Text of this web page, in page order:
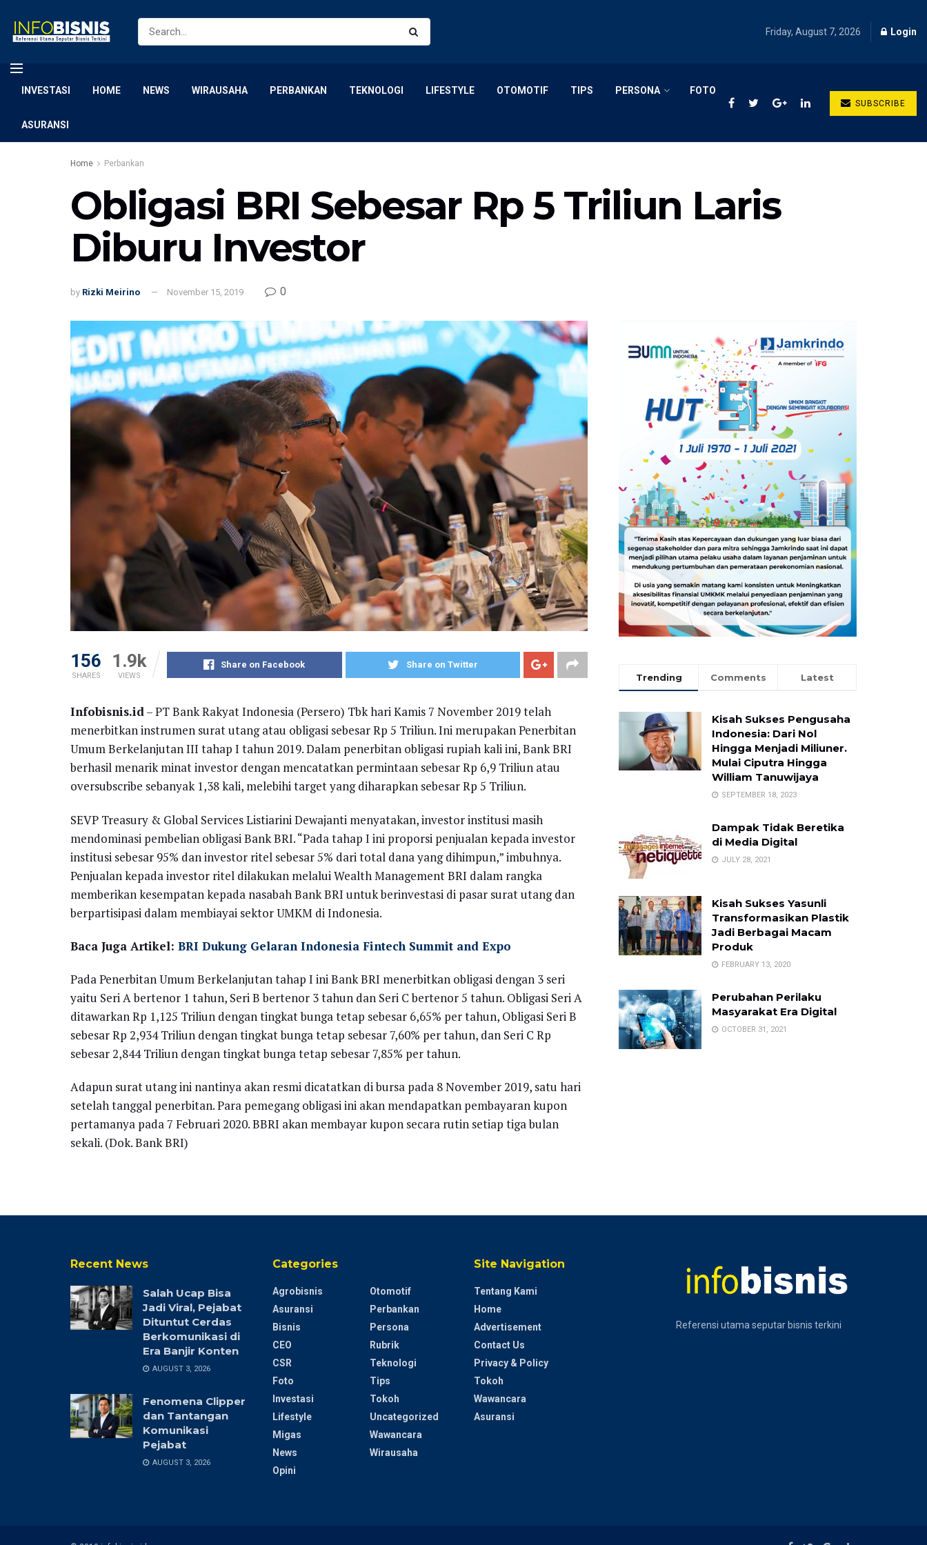
Friday, August 7, 2026 Login
INVESTASI HOME NEWS WIRAUSAHA PERBANKAN TEKNOLOGI LIFESTYLE OTOMOTIF TIPS PERSONA FOTO
ASURANSI
SUBSCRIBE
Home Perbankan
Obligasi BRI Sebesar Rp 5 Triliun Laris
Diburu Investor
by Rizki Meirino November 15, 2019 0
156
SHARES
1.9k
VIEWS
Share on Facebook Share on Twitter
Infobisnis.id– PT Bank Rakyat Indonesia (Persero) Tbk hari Kamis 7 November 2019 telah
menerbitkan instrumen surat utang atau obligasi sebesar Rp 5 Triliun. Ini merupakan Penerbitan
Umum Berkelanjutan III tahap I tahun 2019. Dalam penerbitan obligasi rupiah kali ini, Bank BRI
berhasil menarik minat investor dengan mencatatkan permintaan sebesar Rp 6,9 Triliun atau
oversubscribe sebanyak 1,38 kali, melebihi target yang diharapkan sebesar Rp 5 Triliun.
SEVP Treasury & Global Services Listiarini Dewajanti menyatakan, investor institusi masih
mendominasi pembelian obligasi Bank BRI. “Pada tahap I ini proporsi penjualan kepada investor
institusi sebesar 95% dan investor ritel sebesar 5% dari total dana yang dihimpun,” imbuhnya.
Penjualan kepada investor ritel dilakukan melalui Wealth Management BRI dalam rangka
memberikan kesempatan kepada nasabah Bank BRI untuk berinvestasi di pasar surat utang dan
berpartisipasi dalam membiayai sektor UMKM di Indonesia.
Baca Juga Artikel: BRI Dukung Gelaran Indonesia Fintech Summit and Expo
Pada Penerbitan Umum Berkelanjutan tahap I ini Bank BRI menerbitkan obligasi dengan 3 seri
yaitu Seri A bertenor 1 tahun, Seri B bertenor 3 tahun dan Seri C bertenor 5 tahun. Obligasi Seri A
ditawarkan Rp 1,125 Triliun dengan tingkat bunga tetap sebesar 6,65% per tahun, Obligasi Seri B
sebesar Rp 2,934 Triliun dengan tingkat bunga tetap sebesar 7,60% per tahun, dan Seri C Rp
sebesar 2,844 Triliun dengan tingkat bunga tetap sebesar 7,85% per tahun.
Adapun surat utang ini nantinya akan resmi dicatatkan di bursa pada 8 November 2019, satu hari
setelah tanggal penerbitan. Para pemegang obligasi ini akan mendapatkan pembayaran kupon
pertamanya pada 7 Februari 2020. BBRI akan membayar kupon secara rutin setiap tiga bulan
sekali. (Dok. Bank BRI)
Trending Comments Latest
Kisah Sukses Pengusaha
Indonesia: Dari Nol
Hingga Menjadi Miliuner.
Mulai Ciputra Hingga
William Tanuwijaya
SEPTEMBER 18, 2023
Dampak Tidak Beretika
di Media Digital
JULY 28, 2021
Kisah Sukses Yasunli
Transformasikan Plastik
Jadi Berbagai Macam
Produk
FEBRUARY 13, 2020
Perubahan Perilaku
Masyarakat Era Digital
OCTOBER 31, 2021
Recent News
Salah Ucap Bisa
Jadi Viral, Pejabat
Dituntut Cerdas
Berkomunikasi di
Era Banjir Konten
AUGUST 3, 2026
Fenomena Clipper
dan Tantangan
Komunikasi
Pejabat
AUGUST 3, 2026
Categories
Agrobisnis
Asuransi
Bisnis
CEO
CSR
Foto
Investasi
Lifestyle
Migas
News
Opini
Otomotif
Perbankan
Persona
Rubrik
Teknologi
Tips
Tokoh
Uncategorized
Wawancara
Wirausaha
Site Navigation
Tentang Kami
Home
Advertisement
Contact Us
Privacy & Policy
Tokoh
Wawancara
Asuransi
Referensi utama seputar bisnis terkini